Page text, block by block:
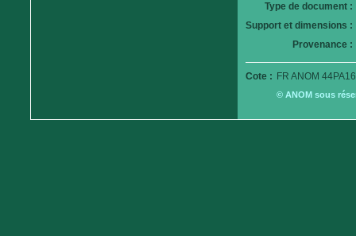
Type de document :
Support et dimensions :
Provenance :
Cote : FR ANOM
© ANOM sous